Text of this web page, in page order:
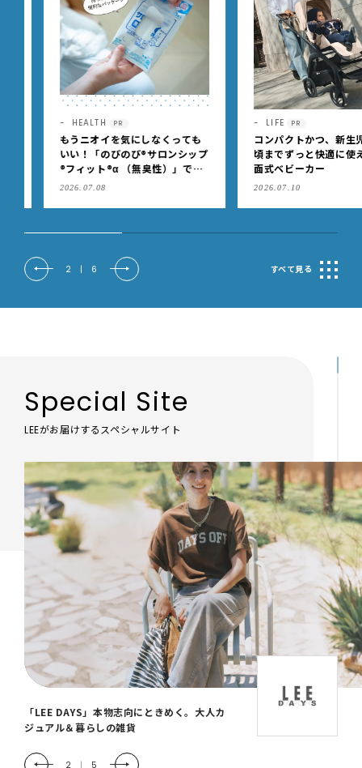
HEALTH PR
もうニオイを気にしなくっても
いい！「のびのび®サロンシップ
®フィット®α （無臭性）」で、
肩こりや足腰のダルさを出先で
2026.07.08
LIFE PR
コンパクトかつ、新生児か
頃までずっと快適に使える
面式ベビーカー
2026.07.10
2 | 6 すべて見る
Special Site
LEEがお届けするスペシャルサイト
「LEE DAYS」本物志向にときめく。大人カ
ジュアル＆暮らしの雑貨
2 | 5